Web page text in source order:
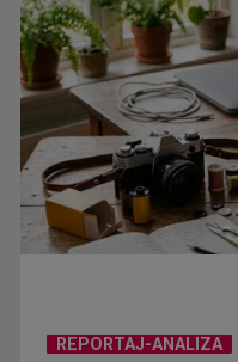
Piesa „Un actor grăbit”
preferinţelor ...
REPORTAJ-ANALIZA